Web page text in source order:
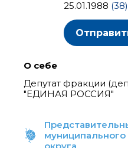
25.01.1988 (38)
О себе
Депутат фракции
"ЕДИНАЯ РОССИЯ"
муниципального